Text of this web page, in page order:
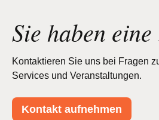
Sie haben
Kontaktieren Sie uns bei Fragen
Services und Veranstaltungen.
Kontakt aufnehmen